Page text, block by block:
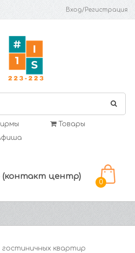
Вход/Регистрация
Товары
(контакт центр)
0
квартир